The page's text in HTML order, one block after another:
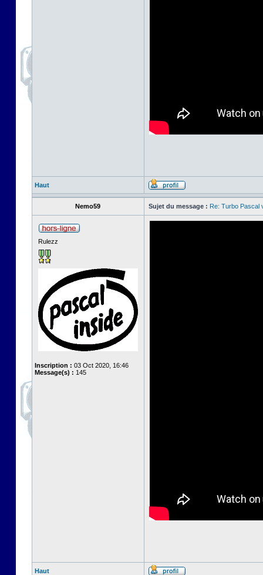
Haut
Nemo59 Sujet du message : Re: Turbo Pascal
Rulezz
Inscription : 03 Oct 2020, 16:46
Message(s) : 145
Haut